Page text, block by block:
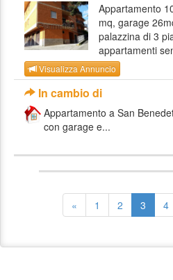
Appartamento
mq, garage
palazzina di 3
appartamenti
Visualizza Annuncio
In cambio di
Appartamento a San
con garage e...
« 1 2 3 4